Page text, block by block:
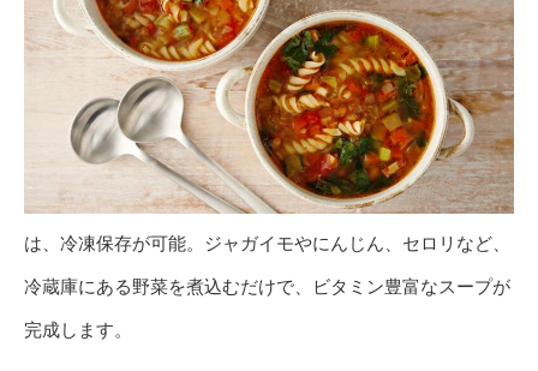
は、冷凍保存が可能。ジャガイモやにんじん、セロリなど、
冷蔵庫にある野菜を煮込むだけで、ビタミン豊富なスープが
完成します。